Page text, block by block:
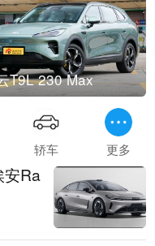
T9L 230 Max
轿车 更多
安Ra